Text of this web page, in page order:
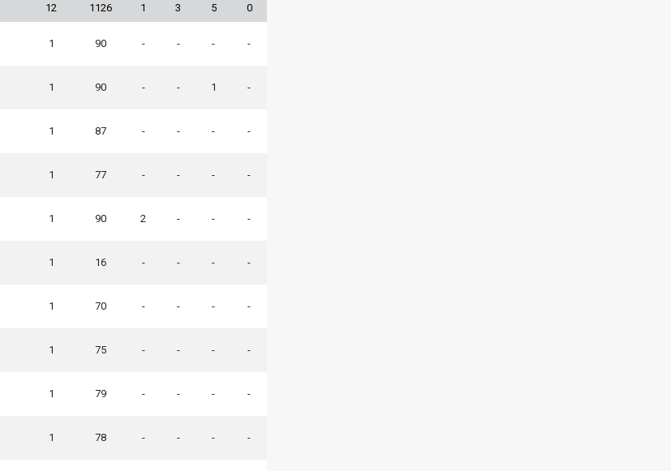
12 1126 1 3 5 0
1 90 - - - -
1 90 - - 1 -
1 87 - - - -
1 77 - - - -
1 90 2 - - -
1 16 - - - -
1 70 - - - -
1 75 - - - -
1 79 - - - -
1 78 - - - -